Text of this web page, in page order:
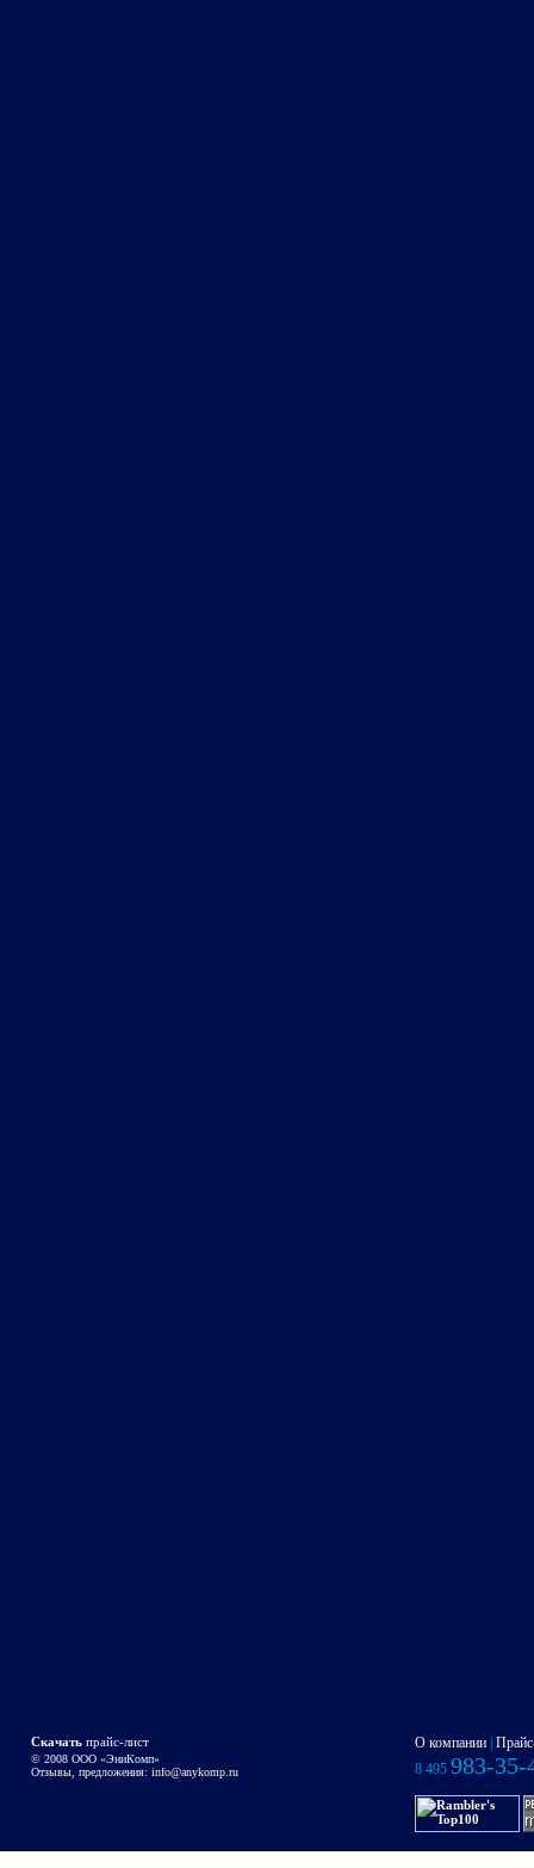
Скачать прайс-лист О компании
© 2008 OOO «ЭниКомп»
Отзывы, предложения: info@anykomp.ru 8 495 983-35-